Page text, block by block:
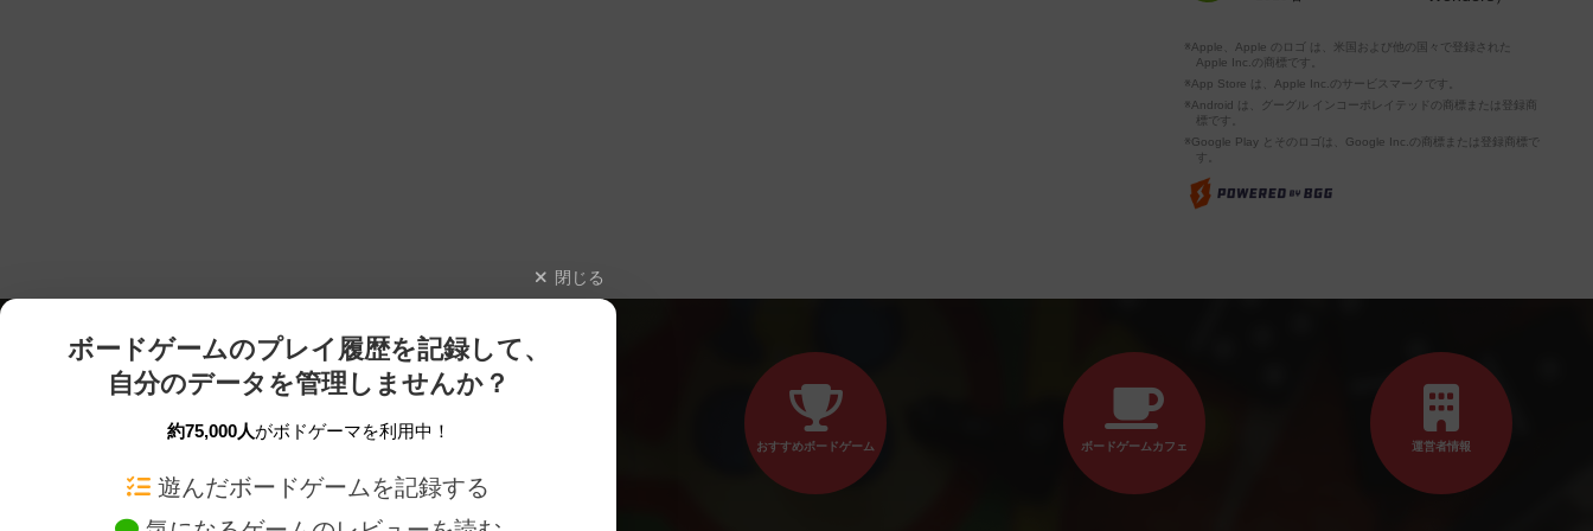
※Apple、Apple のロゴ は、米国および他の国々で登録された
Apple Inc.の商標です。
※App Store は、Apple Inc.のサービスマークです。
※Android は、グーグル インコーポレイテッドの商標または登録商
標です。
※Google Play とそのロゴは、Google Inc.の商標または登録商標で
す。
閉じる
ボードゲームのプレイ履歴を記録して、
自分のデータを管理しませんか？
約75,000人がボドゲーマを利用中！
遊んだボードゲームを記録する
おすすめボードゲーム ボードゲームカフェ 運営者情報